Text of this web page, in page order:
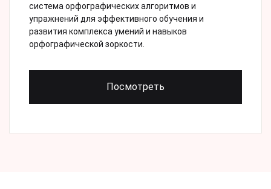
система орфографических алгоритмов и
упражнений для эффективного обучения и
развития комплекса умений и навыков
орфографической зоркости.
Посмотреть